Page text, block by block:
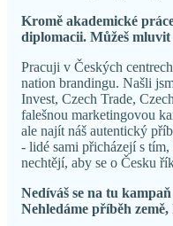
Kromě akademické
diplomacii. Můžeš
Pracuji v Českých
nation brandingu. Našli
Invest, Czech Trade,
falešnou marketingovou
ale najít náš autentický
- lidé sami přicházejí s
nechtějí, aby se o Česku
Nedíváš se na tu
Nehledáme příběh